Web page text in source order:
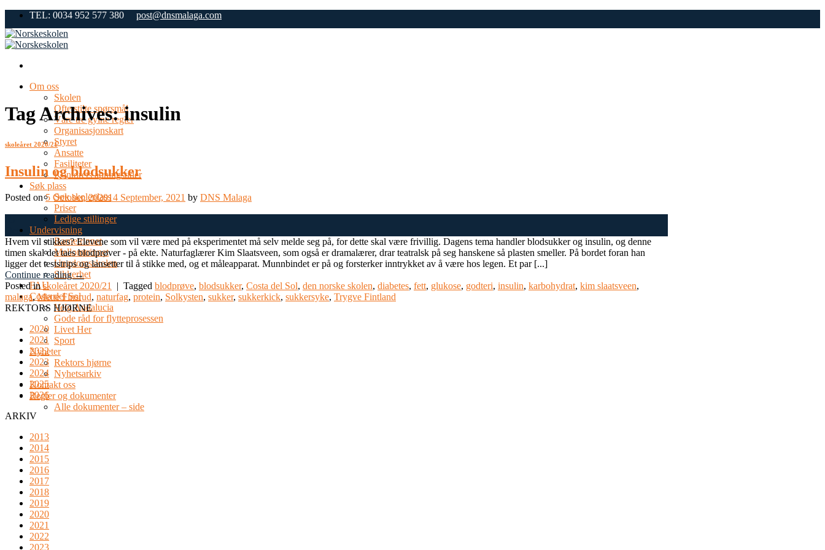
Skip
content
TEL: 0034 952 577 380 post@dnsmalaga.com
Om oss
Skolen
Ofte stilte spørsmål
Våre tre gylne regler
Organisasjonskart
Styret
Ansatte
Fasiliteter
Kontorets åpningstider
Søk plass
Søk skoleplass
Priser
Ledige stillinger
Undervisning
Barnetrinnet
Mellomtrinnet
Ungdomsskolen
Sikkerhet
FAU
Costa del Sol
Velg Andalucia
Gode råd for flytteprosessen
Livet Her
Sport
Nyheter
Rektors hjørne
Nyhetsarkiv
Kontakt oss
Regler og dokumenter
Alle dokumenter – side
Tag Archives:insulin
skoleåret 2020/21
Insulin og blodsukker
Posted on5 October, 202014 September, 2021 by DNS Malaga
Hvem vil stikkes? Elevene som vil være med på eksperimentet må selv melde seg på, for dette skal være frivillig. Dagens tema handler blodsukker og insulin, og denne
timen skal det taes blodprøver - på ekte. Naturfaglærer Kim Slaatsveen, som også er dramalærer, drar teatralsk på seg hanskene så plasten smeller. På bordet foran han
ligger det teststrips og lansetter til å stikke med, og et måleapparat. Munnbindet er på og forsterker inntrykket av å være hos legen. Et par [...]
Continue reading→
Posted inskoleåret 2020/21 | Tagged blodprøve, blodsukker, Costa del Sol, den norske skolen, diabetes, fett, glukose, godteri, insulin, karbohydrat, kim slaatsveen,
malaga,Mette Finsrud, naturfag, protein, Solkysten, sukker, sukkerkick, sukkersyke, Trygve Fintland
REKTORS HJØRNE
2020
2021
2022
2023
2024
2025
2026
ARKIV
2013
2014
2015
2016
2017
2018
2019
2020
2021
2022
2023